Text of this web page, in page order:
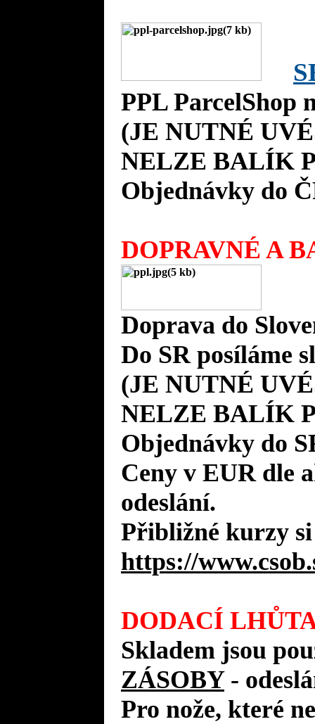
PPL ParcelShop
(JE NUTNÉ
NELZE BALÍK
Objednávky do
DOPRAVNÉ A
Doprava do
Do SR posíláme
(JE NUTNÉ
NELZE BALÍK
Objednávky do
Ceny v EUR dle
odeslání.
Přibližné kurzy si
https://
DODACÍ
Skladem jsou
ZÁSOBY -
Pro nože, které